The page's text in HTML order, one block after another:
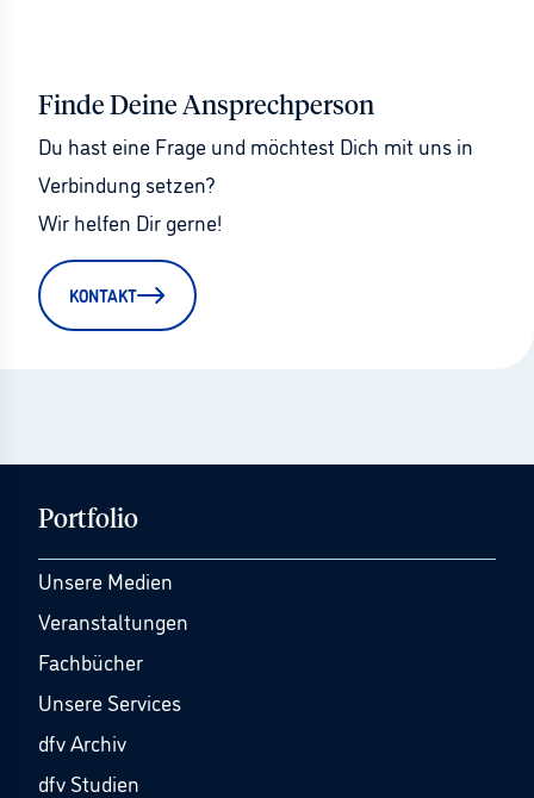
Finde Deine Ansprechperson
Du hast eine Frage und möchtest Dich mit uns in
Verbindung setzen?
Wir helfen Dir gerne!
KONTAKT
Portfolio
Unsere Medien
Veranstaltungen
Fachbücher
Unsere Services
dfv Archiv
dfv Studien